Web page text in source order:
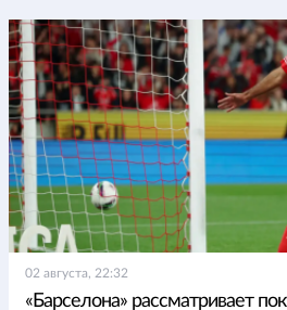
02 августа, 22:32
«Барселона» рассматривает